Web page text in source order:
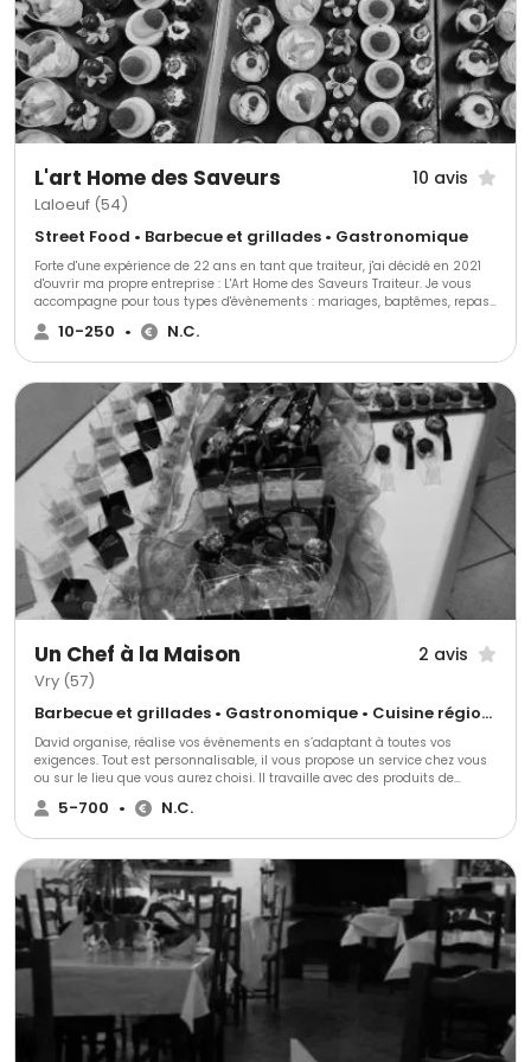
L'art Home des Saveurs 10 avis
Laloeuf (54)
Street Food • Barbecue et grillades • Gastronomique
Forte d'une expérience de 22 ans en tant que traiteur, j'ai décidé en 2021
d'ouvrir ma propre entreprise : L'Art Home des Saveurs Traiteur. Je vous
accompagne pour tous types d'évènements : mariages, baptêmes, repas
de famille ou entre amis, séminaires, réceptions, anniversaires… avec
devis personnalisé pour répondre au mieux à vos attentes. Je sélectionne
différents régimes (végétarien, végan, ...) et aux différentes intolérances,
allergènes (sans gluten ...). Au plaisir de vous satisfaire gustativement.
10-250 • N.C.
Un Chef à la Maison 2 avis
Vry (57)
Barbecue et grillades • Gastronomique • Cuisine régionale
David organise, réalise vos événements en s’adaptant à toutes vos
exigences. Tout est personnalisable, il vous propose un service chez vous
ou sur le lieu que vous aurez choisi. Il travaille avec des produits de
qualité, cherchés chez des producteurs du coin.
5-700 • N.C.